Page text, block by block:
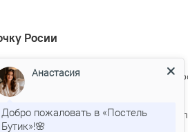
Росии
БарнаулУльяновск
Липецк КировЧебоксары Калининград Тула
Анастасия
Добро пожаловать в «Постель
Бутик»!🌸